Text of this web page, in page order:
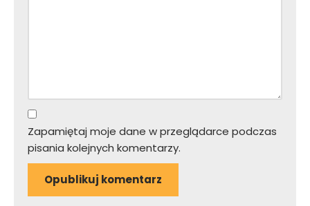
Zapamiętaj moje dane w przeglądarce podczas
pisania kolejnych komentarzy.